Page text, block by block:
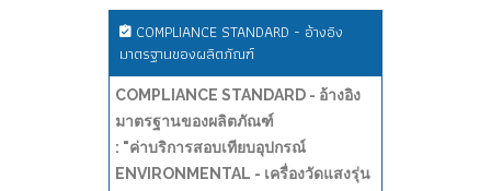
COMPLIANCE STANDARD - อ้างอิง
มาตรฐานของผลิตภัณฑ์
COMPLIANCE STANDARD - อ้างอิง
มาตรฐานของผลิตภัณฑ์
: "ค่าบริการสอบเทียบอุปกรณ์
ENVIRONMENTAL - เครื่องวัดแสงรุ่น